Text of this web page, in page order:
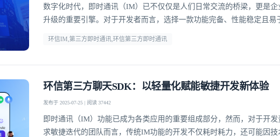
数字化时代，即时通讯（IM）已不仅仅是人们日常交流的桥梁，更是企
升级的重要引擎。对于开发者而言，选择一款功能完备、性能稳定且易
环信IM,第三方即时通讯,环信第三方即时通讯
环信第三方聊天SDK：以轻量化赋能敏捷开发新体验
发布于 2025-07-25 | 阅读 37442
即时通讯（IM）功能已成为各类应用的重要组成部分，然而，对于开发
求敏捷迭代的团队而言，传统IM功能的开发不仅耗时耗力，还可能因技
我已阅读并同意
提交
不了，谢谢
登录客服云